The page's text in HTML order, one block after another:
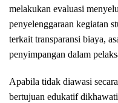
melakukan evaluasi
penyelenggaraan kegiatan
terkait transparansi biaya,
penyimpangan dalam
Apabila tidak diawasi
bertujuan edukatif